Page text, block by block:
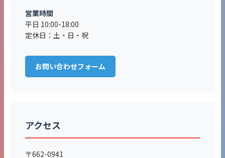
営業時間
平日 10:00-18:00
定休日：土・日・祝
お問い合わせフォーム
アクセス
〒662-0941